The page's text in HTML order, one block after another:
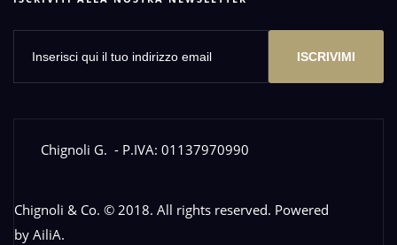
ISCRIVIMI
Chignoli G. - P.IVA: 01137970990
Chignoli & Co. © 2018. All rights reserved. Powered
by AiliA.